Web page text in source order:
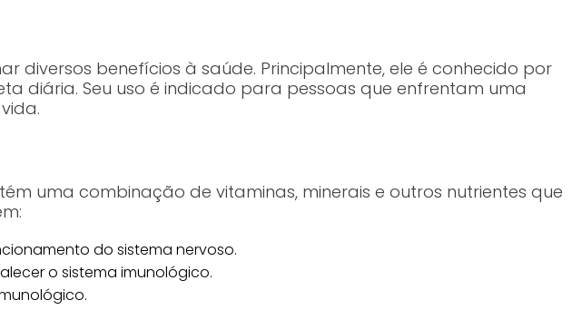
diversos benefícios à saúde. Principalmente, ele é conhecido por
diária. Seu uso é indicado para pessoas que enfrentam uma
uma combinação de vitaminas, minerais e outros nutrientes que
do sistema nervoso.
o sistema imunológico.